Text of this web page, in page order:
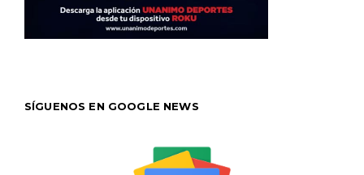
SÍGUENOS EN GOOGLE NEWS